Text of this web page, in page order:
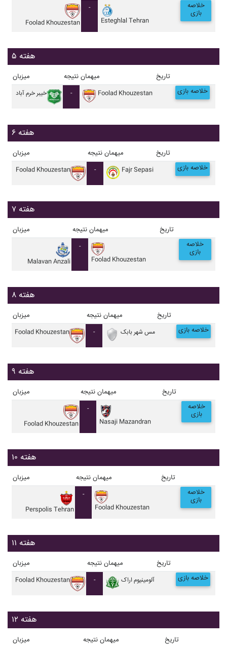
Foolad Khouzestan
-
Esteghlal Tehran
خلاصه
بازی
هفته ۵
میزبان نتیجه میهمان تاریخ
خيبر خرم آباد - Foolad Khouzestan خلاصه بازی
هفته ۶
میزبان نتیجه میهمان تاریخ
Foolad Khouzestan - Fajr Sepasi خلاصه بازی
هفته ۷
میزبان نتیجه میهمان تاریخ
Malavan Anzali
-
Foolad Khouzestan
خلاصه
بازی
هفته ۸
میزبان نتیجه میهمان تاریخ
Foolad Khouzestan - مس شهر بابک خلاصه بازی
هفته ۹
میزبان نتیجه میهمان تاریخ
Foolad Khouzestan
-
Nasaji Mazandran
خلاصه
بازی
هفته ۱۰
میزبان نتیجه میهمان تاریخ
Perspolis Tehran
-
Foolad Khouzestan
خلاصه
بازی
هفته ۱۱
میزبان نتیجه میهمان تاریخ
Foolad Khouzestan - آلومينيوم اراک خلاصه بازی
هفته ۱۲
میزبان نتیجه میهمان تاریخ